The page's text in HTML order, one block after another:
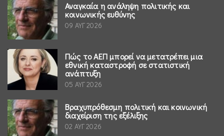
Αναγκαία η ανάληψη πολιτικής και
κοινωνικής ευθύνης
09 ΑΥΓ 2026
Πώς το ΑΕΠ μπορεί να μετατρέπει μια
εθνική καταστροφή σε στατιστική
ανάπτυξη
05 ΑΥΓ 2026
Βραχυπρόθεσμη πολιτική και κοινωνική
διαχείριση της εξέλιξης
02 ΑΥΓ 2026